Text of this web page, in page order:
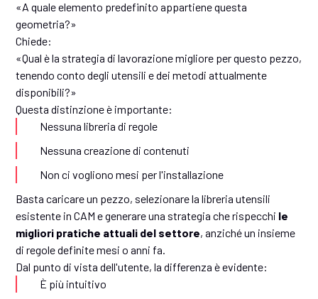
«A quale elemento predefinito appartiene questa
geometria?»
Chiede:
«Qual è la strategia di lavorazione migliore per questo pezzo,
tenendo conto degli utensili e dei metodi attualmente
disponibili?»
Questa distinzione è importante:
Nessuna libreria di regole
Nessuna creazione di contenuti
Non ci vogliono mesi per l'installazione
Basta caricare un pezzo, selezionare la libreria utensili
esistente in CAM e generare una strategia che rispecchi le
migliori pratiche attuali del settore, anziché un insieme
di regole definite mesi o anni fa.
Dal punto di vista dell'utente, la differenza è evidente:
È più intuitivo